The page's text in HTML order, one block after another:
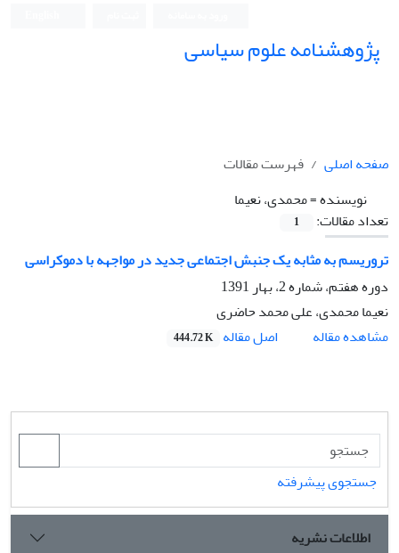
پژوهشنامه علوم سیاسی
صفحه اصلی
فهرست مقالات
نویسنده =محمدی، نعیما
تعداد مقالات:
1
تروریسم به مثابه یک جنبش اجتماعی جدید در مواجهه با دموکراسی
دوره هفتم، شماره 2، بهار 1391
نعیما محمدی، علی محمد حاضری
مشاهده مقاله
اصل مقاله 444.72 K
جستجوی پیشرفته
اطلاعات نشریه